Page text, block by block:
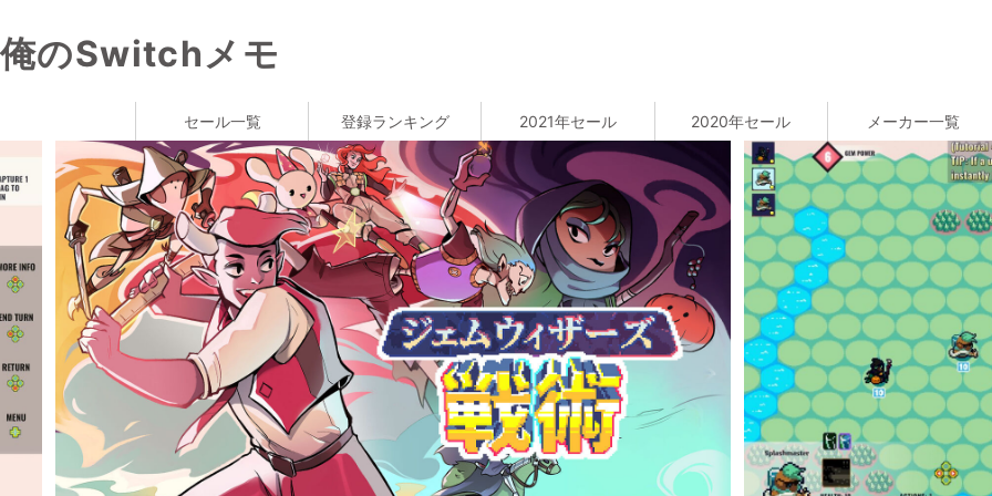
俺のSwitchメモ
セール一覧 登録ランキング 2021年セール 2020年セール メーカー一覧